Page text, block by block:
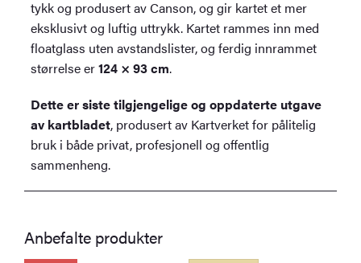
tykk og produsert av Canson, og gir kartet et mer
eksklusivt og luftig uttrykk. Kartet rammes inn med
floatglass uten avstandslister, og ferdig innrammet
størrelse er124 × 93 cm.
Dette er siste tilgjengelige og oppdaterte utgave
av kartbladet, produsert av Kartverket for pålitelig
bruk i både privat, profesjonell og offentlig
sammenheng.
Anbefalte produkter